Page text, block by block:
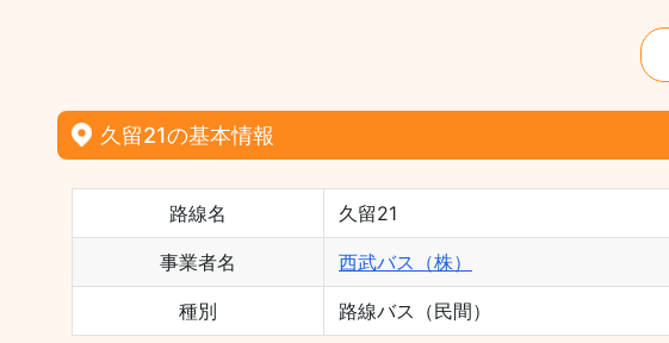
久留21の基本情報
路線名 久留21
事業者名 西武バス（株）
種別 路線バス（民間）